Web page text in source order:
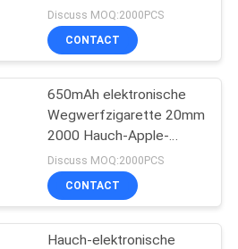
Discuss MOQ:2000PCS
CONTACT
650mAh elektronische
Wegwerfzigarette 20mm
2000 Hauch-Apple-
Mango-Bevorzugung
Discuss MOQ:2000PCS
CONTACT
Hauch-elektronische